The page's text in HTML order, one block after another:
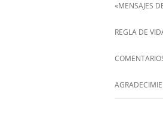
«MENSAJES
ENGLISH
FRANÇAIS
ITALIANI
REGLA DE
STATEMENT